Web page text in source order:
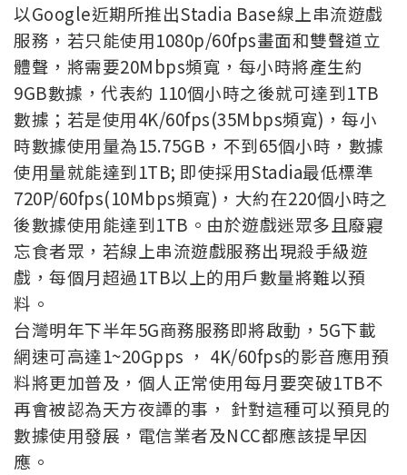
以Google近期所推出Stadia Base線上串流遊戲
服務，若只能使用1080p/60fps畫面和雙聲道立
體聲，將需要20Mbps頻寬，每小時將產生約
9GB數據，代表約 110個小時之後就可達到1TB
數據；若是使用4K/60fps(35Mbps頻寬)，每小
時數據使用量為15.75GB，不到65個小時，數據
使用量就能達到1TB; 即使採用Stadia最低標準
720P/60fps(10Mbps頻寬)，大約在220個小時之
後數據使用能達到1TB。由於遊戲迷眾多且廢寢
忘食者眾，若線上串流遊戲服務出現殺手級遊
戲，每個月超過1TB以上的用戶數量將難以預
料。
台灣明年下半年5G商務服務即將啟動，5G下載
網速可高達1~20Gpps ， 4K/60fps的影音應用預
料將更加普及，個人正常使用每月要突破1TB不
再會被認為天方夜譚的事， 針對這種可以預見的
數據使用發展，電信業者及NCC都應該提早因
應。